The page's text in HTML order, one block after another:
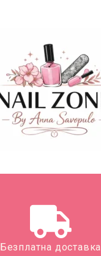
Безплатна доставка